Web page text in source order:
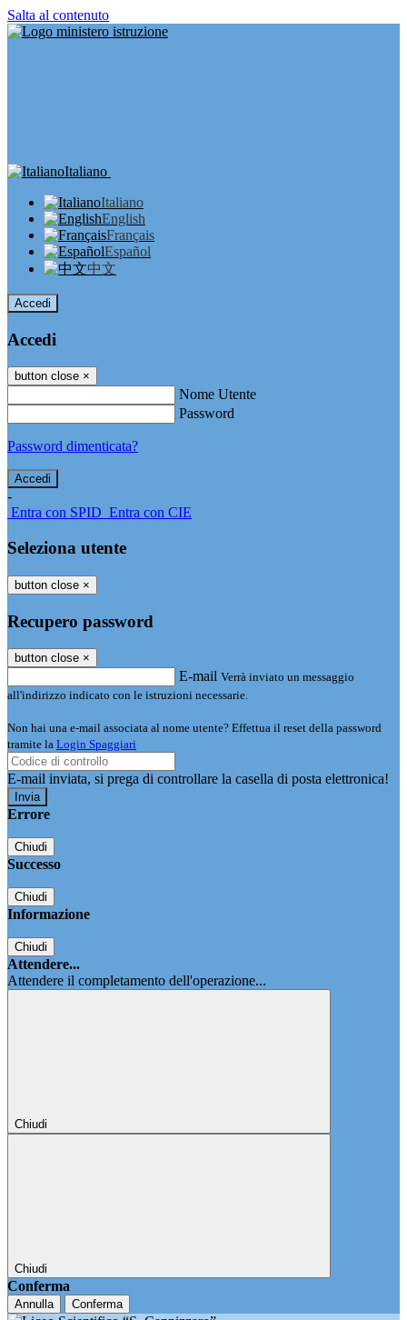
Salta al contenuto
Italiano
Italiano
English
Français
Español
中文
Accedi
Accedi
button close ×
Nome Utente
Password
Password dimenticata?
-
Entra con SPID Entra con CIE
Seleziona utente
button close ×
Recupero password
button close ×
E-mail Verrà inviato un messaggio
all'indirizzo indicato con le istruzioni necessarie.
Non hai una e-mail associata al nome utente? Effettua il reset della password
tramite la Login Spaggiari
E-mail inviata, si prega di controllare la casella di posta elettronica!
Errore
Chiudi
Successo
Chiudi
Informazione
Chiudi
Attendere...
Attendere il completamento dell'operazione...
Chiudi
Chiudi
Conferma
Annulla Conferma